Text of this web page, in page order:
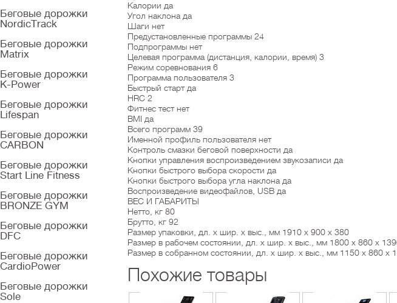
Беговые дорожки
NordicTrack
Беговые дорожки
Matrix
Беговые дорожки
K-Power
Беговые дорожки
Lifespan
Беговые дорожки
CARBON
Беговые дорожки
Start Line Fitness
Беговые дорожки
BRONZE GYM
Беговые дорожки
DFC
Беговые дорожки
CardioPower
Беговые дорожки
Sole
Калории да
Угол наклона да
Шаги нет
Предустановленные программы 24
Подпрограммы нет
Целевая программа (дистанция, калории, время) 3
Режим соревнования 6
Программа пользователя 3
Быстрый старт да
HRC 2
Фитнес тест нет
BMI да
Всего программ 39
Именной профиль пользователя нет
Контроль смазки беговой поверхности да
Кнопки управления воспроизведением звукозаписи да
Кнопки быстрого выбора скорости да
Кнопки быстрого выбора угла наклона да
Воспроизведение видеофайлов, USB да
ВЕС И ГАБАРИТЫ
Нетто, кг 80
Брутто, кг 92
Размер упаковки, дл. х шир. х выс., мм 1910 x 900 x 380
Размер в рабочем состоянии, дл. х шир. х выс., мм 1800 x 860 x
Размер в собранном состоянии, дл. х шир. х выс., мм 1150 x 860 x
Похожие товары